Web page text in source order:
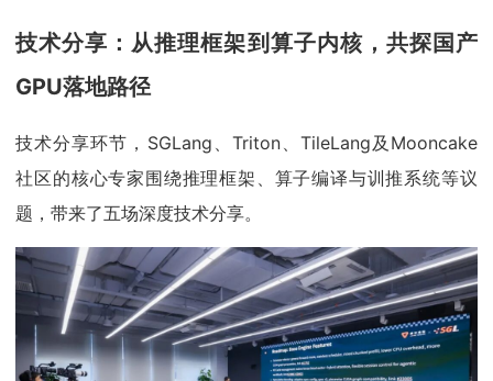
技术分享：从推理框架到算子内核，共探国产
GPU落地路径
技术分享环节，SGLang、Triton、TileLang及Mooncake
社区的核心专家围绕推理框架、算子编译与训推系统等议
题，带来了五场深度技术分享。